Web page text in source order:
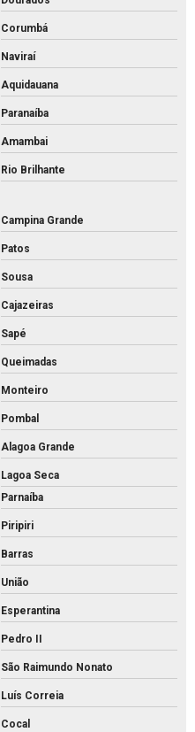
Corumbá
Naviraí
Aquidauana
Paranaíba
Amambai
Rio Brilhante
Campina Grande
Patos
Sousa
Cajazeiras
Sapé
Queimadas
Monteiro
Pombal
Alagoa Grande
Lagoa Seca
Parnaíba
Piripiri
Barras
União
Esperantina
Pedro II
São Raimundo Nonato
Luís Correia
Cocal